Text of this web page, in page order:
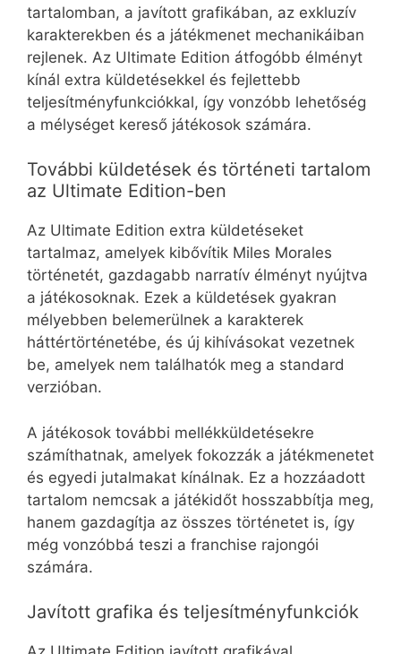
tartalomban, a javított grafikában, az exkluzív
karakterekben és a játékmenet mechanikáiban
rejlenek. Az Ultimate Edition átfogóbb élményt
kínál extra küldetésekkel és fejlettebb
teljesítményfunkciókkal, így vonzóbb lehetőség
a mélységet kereső játékosok számára.
További küldetések és történeti tartalom
az Ultimate Edition-ben
Az Ultimate Edition extra küldetéseket
tartalmaz, amelyek kibővítik Miles Morales
történetét, gazdagabb narratív élményt nyújtva
a játékosoknak. Ezek a küldetések gyakran
mélyebben belemerülnek a karakterek
háttértörténetébe, és új kihívásokat vezetnek
be, amelyek nem találhatók meg a standard
verzióban.
A játékosok további mellékküldetésekre
számíthatnak, amelyek fokozzák a játékmenetet
és egyedi jutalmakat kínálnak. Ez a hozzáadott
tartalom nemcsak a játékidőt hosszabbítja meg,
hanem gazdagítja az összes történetet is, így
még vonzóbbá teszi a franchise rajongói
számára.
Javított grafika és teljesítményfunkciók